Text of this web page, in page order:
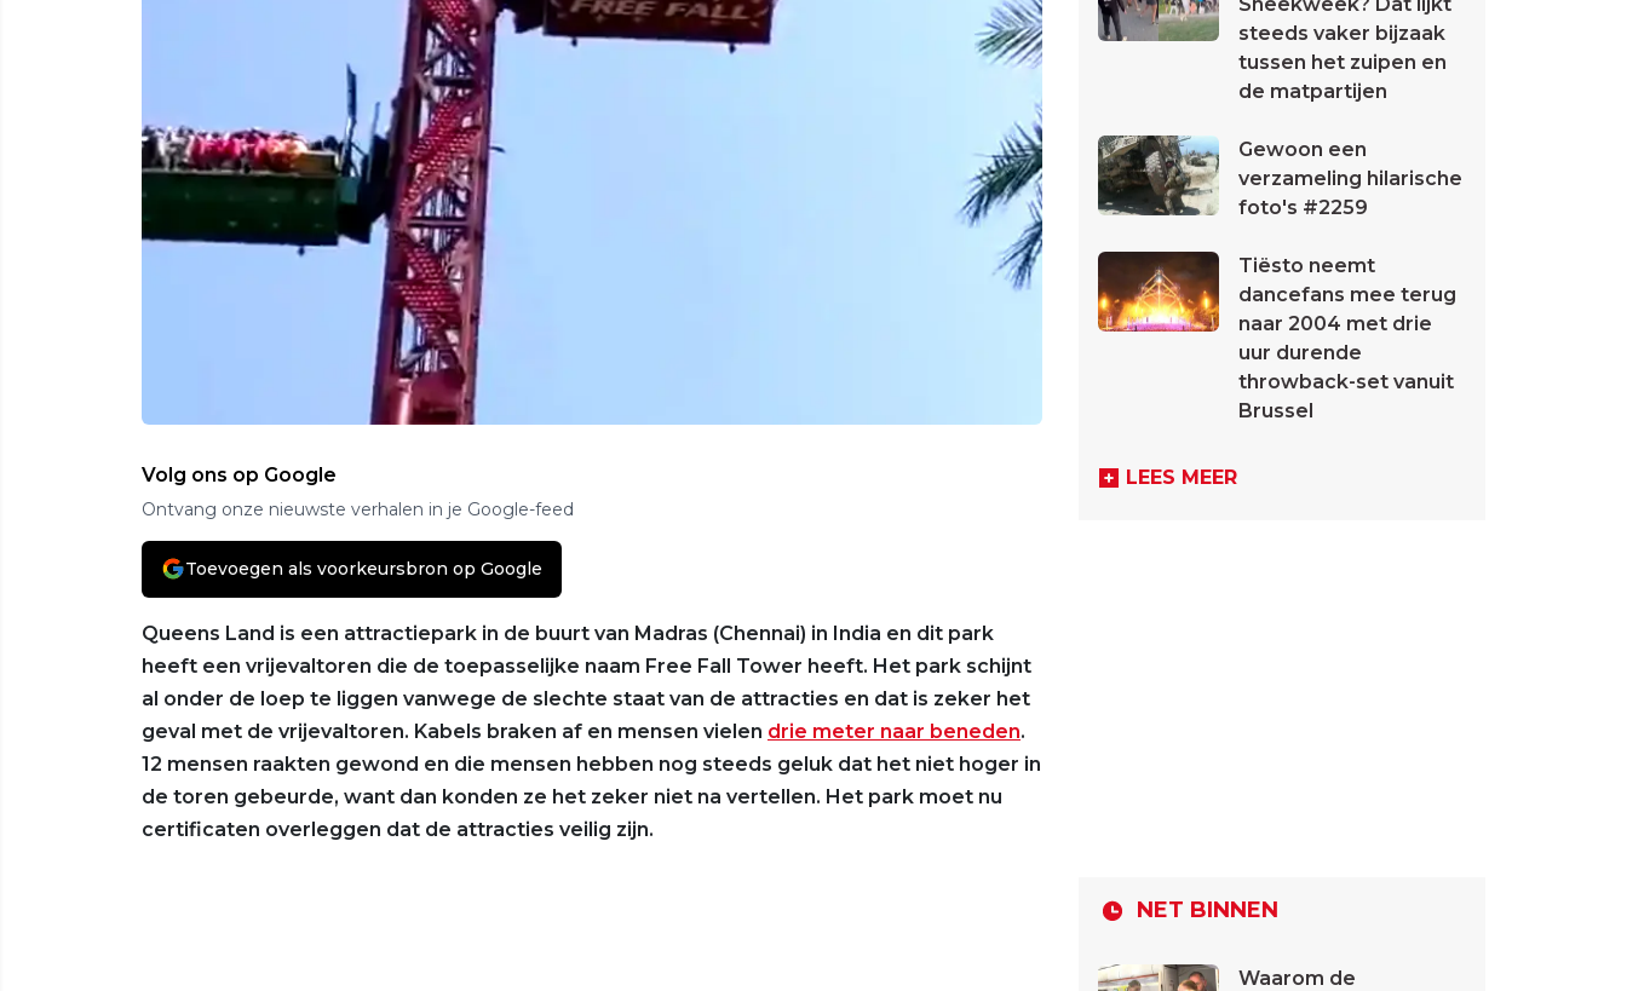
Volg ons op Google
Ontvang onze nieuwste verhalen in je Google-feed
Toevoegen als voorkeursbron op Google
Queens Land is een attractiepark in de buurt van Madras (Chennai) in India en dit park
heeft een vrijevaltoren die de toepasselijke naam Free Fall Tower heeft. Het park schijnt
al onder de loep te liggen vanwege de slechte staat van de attracties en dat is zeker het
geval met de vrijevaltoren. Kabels braken af en mensen vielen drie meter naar beneden.
12 mensen raakten gewond en die mensen hebben nog steeds geluk dat het niet hoger in
de toren gebeurde, want dan konden ze het zeker niet na vertellen. Het park moet nu
certificaten overleggen dat de attracties veilig zijn.
steeds vaker bijzaak
tussen het zuipen en
de matpartijen
Gewoon een
verzameling hilarische
foto's #2259
Tiësto neemt
dancefans mee terug
naar 2004 met drie
uur durende
throwback-set vanuit
Brussel
LEES MEER
NET BINNEN
Waarom de